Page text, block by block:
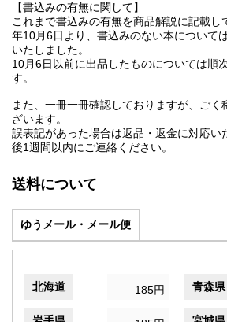
【書込みの有無に関して】
これまで書込みの有無を商品解説に記載
年10月6日より、書込みのない本について
いたしました。
10月6日以前に出品したものについては順
す。
また、一冊一冊確認しておりますが、ごく
ざいます。
誤表記があった場合は返品・返金に対応い
後1週間以内にご連絡ください。
送料について
ゆうメール・メール便
北海道 185円 青森県